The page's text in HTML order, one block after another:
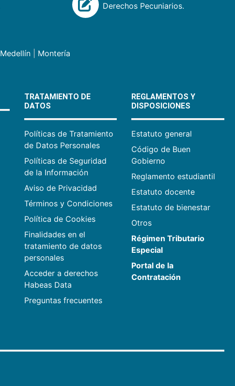
Derechos Pecuniarios.
Medellín| Montería
TRATAMIENTO DE
DATOS
Políticas de Tratamiento
de Datos Personales
Políticas de Seguridad
de la Información
Aviso de Privacidad
Términos y Condiciones
Política de Cookies
Finalidades en el
tratamiento de datos
personales
Acceder a derechos
Habeas Data
Preguntas frecuentes
REGLAMENTOS Y
DISPOSICIONES
Estatuto general
Código de Buen
Gobierno
Reglamento estudiantil
Estatuto docente
Estatuto de bienestar
Otros
Régimen Tributario
Especial
Portal de la
Contratación